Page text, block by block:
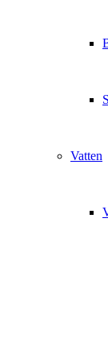
Vatten